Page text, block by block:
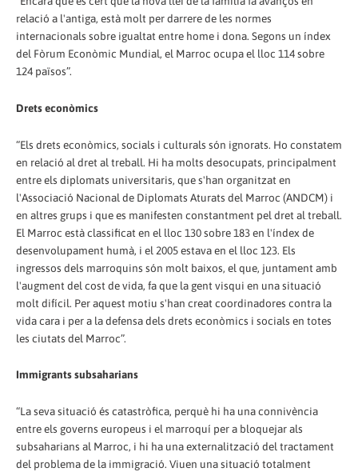
relació a l'antiga, està molt per darrere de les normes
internacionals sobre igualtat entre home i dona. Segons un índex
del Fòrum Econòmic Mundial, el Marroc ocupa el lloc 114 sobre
124 països”.
Drets econòmics
“Els drets econòmics, socials i culturals són ignorats. Ho constatem
en relació al dret al treball. Hi ha molts desocupats, principalment
entre els diplomats universitaris, que s'han organitzat en
l'Associació Nacional de Diplomats Aturats del Marroc (ANDCM) i
en altres grups i que es manifesten constantment pel dret al treball.
El Marroc està classificat en el lloc 130 sobre 183 en l'índex de
desenvolupament humà, i el 2005 estava en el lloc 123. Els
ingressos dels marroquins són molt baixos, el que, juntament amb
l'augment del cost de vida, fa que la gent visqui en una situació
molt difícil. Per aquest motiu s'han creat coordinadores contra la
vida cara i per a la defensa dels drets econòmics i socials en totes
les ciutats del Marroc”.
Immigrants subsaharians
“La seva situació és catastròfica, perquè hi ha una connivència
entre els governs europeus i el marroquí per a bloquejar als
subsaharians al Marroc, i hi ha una externalització del tractament
del problema de la immigració. Viuen una situació totalment